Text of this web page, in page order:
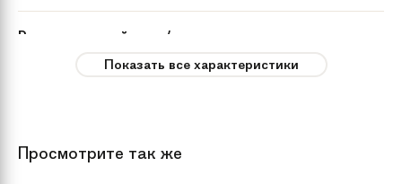
Рекомендуемый
от 4 лет
Тип тормозов Ручной
Показать все характеристики
Просмотрите так же